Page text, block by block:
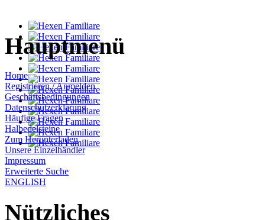
Hauptmenü
Home
Registrieren / Anmelden
Geschäftsbedingungen
Datenschutzerklärung
Häufige Fragen
Halbedelsteine
Zum Herunterladen
Unsere Einzelhändler
Impressum
Erweiterte Suche
ENGLISH
Nützliches